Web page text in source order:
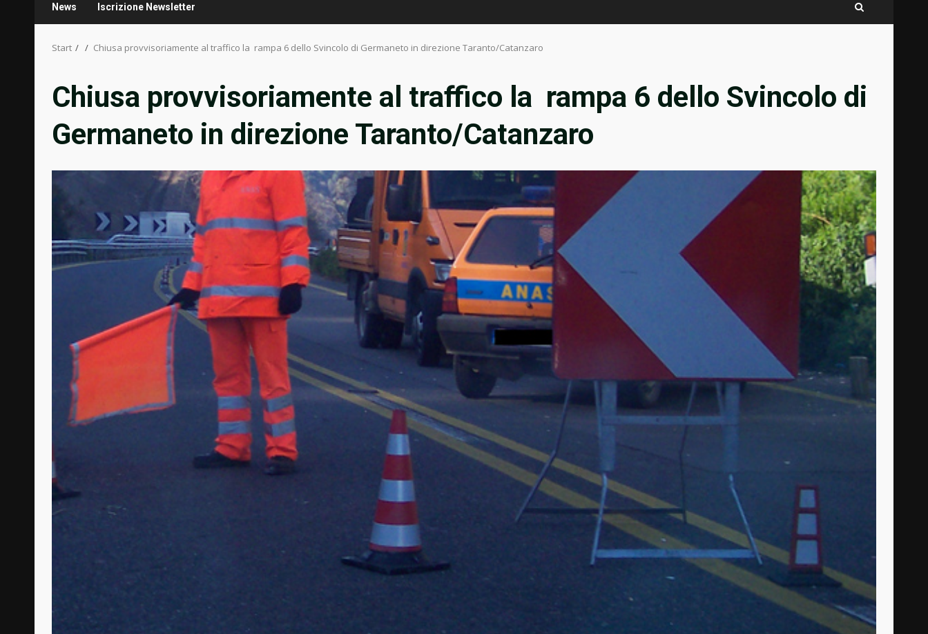
News Iscrizione Newsletter
Start Chiusa provvisoriamente al traffico la rampa 6 dello Svincolo di Germaneto in direzione Taranto/Catanzaro
Chiusa provvisoriamente al traffico la rampa 6 dello Svincolo di
Germaneto in direzione Taranto/Catanzaro